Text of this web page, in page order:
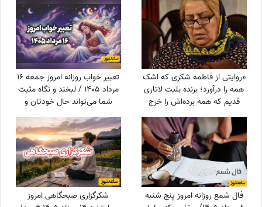
«روایتی از فاطمه شکری که اشک
همه را درآورد؛ برنده بلیت لاتاری
قدیم که همه برده‌اش را خرج
دیگران کرد، اکنون بی‌مهری
می‌بیند!»
تعبیر خواب روزانه امروز جمعه 16
مرداد 1405 / لبخند و نگاه مثبت
شما می‌تواند حال خودتان و
اطرافیانتان را بهتر کند
فال شمع روزانه امروز پنج شنبه
شکرگزاری صبحگاهی امروز